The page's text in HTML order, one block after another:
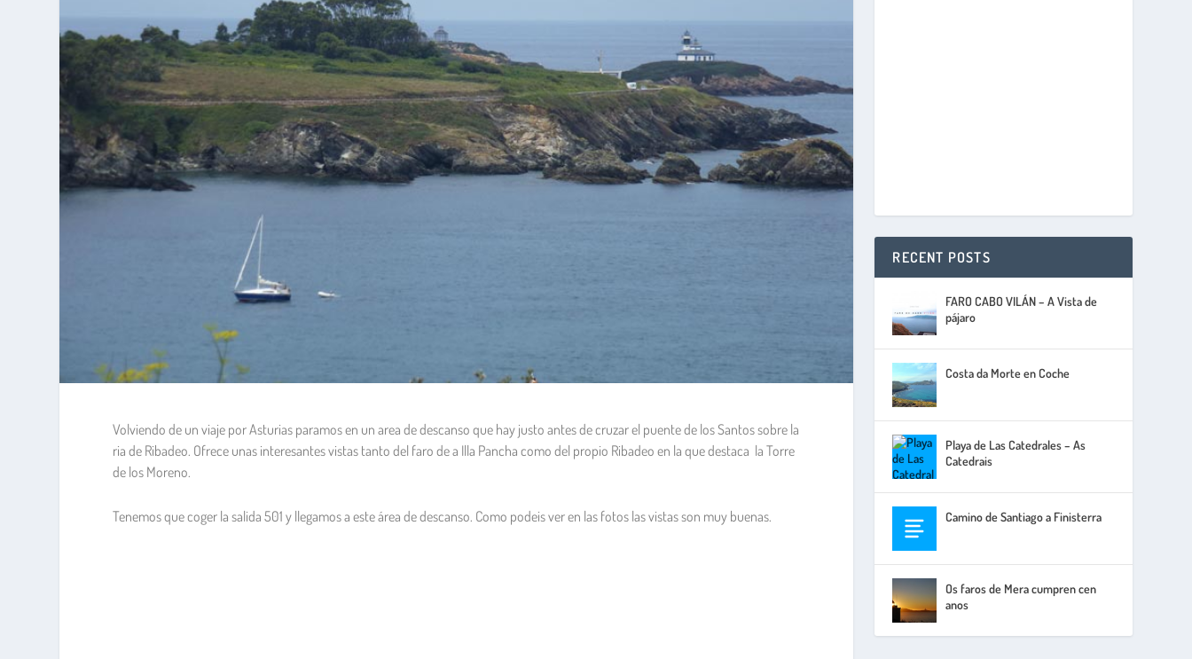
Volviendo de un viaje por Asturias paramos en un area de descanso que hay justo antes de cruzar el puente de los Santos sobre la
ria de Ribadeo. Ofrece unas interesantes vistas tanto del faro de a Illa Pancha como del propio Ribadeo en la que destaca la Torre
de los Moreno.
Tenemos que coger la salida 501 y llegamos a este área de descanso. Como podeis ver en las fotos las vistas son muy buenas.
RECENT POSTS
FARO CABO VILÁN – A Vista de
pájaro
Costa da Morte en Coche
Playa de Las Catedrales – As
Catedrais
Camino de Santiago a Finisterra
Os faros de Mera cumpren cen
anos